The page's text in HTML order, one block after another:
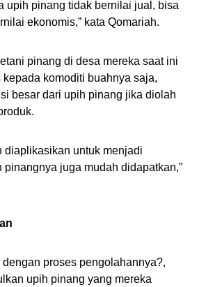
upih pinang tidak bernilai jual, bisa
ekonomis,” kata Qomariah.
pinang di desa mereka saat ini
kepada komoditi buahnya saja,
besar dari upih pinang jika diolah
diaplikasikan untuk menjadi
juga mudah didapatkan,”
dengan proses pengolahannya?,
upih pinang yang mereka